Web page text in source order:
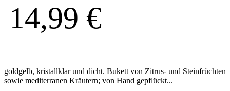
14,99 €
goldgelb, kristallklar und dicht. Bukett von Zitrus- und Steinfrüchten
sowie mediterranen Kräutern; von Hand gepflückt...